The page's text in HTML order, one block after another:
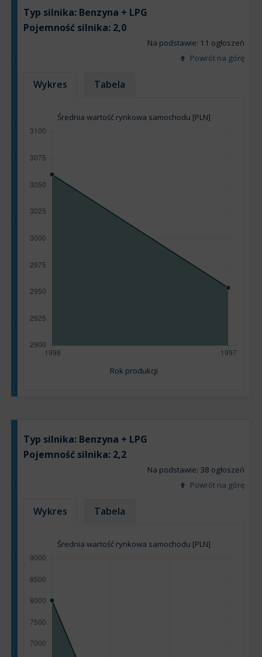
Typ silnika: Benzyna + LPG
Pojemność silnika: 2,0
Na podstawie: 11 ogłoszeń
Powrót na górę
Wykres Tabela
Średnia wartość rynkowa samochodu [PLN]
Rok produkcji
Typ silnika: Benzyna + LPG
Pojemność silnika: 2,2
Na podstawie: 38 ogłoszeń
Powrót na górę
Wykres Tabela
Średnia wartość rynkowa samochodu [PLN]